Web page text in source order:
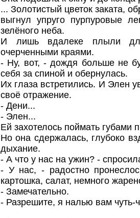
... Золотистый цветок заката,
выгнул упруго пурпуровые
зелёного неба.
И лишь вдалеке плыли
очерченными краями.
- Ну, вот, - дождя больше не
себя за спиной и обернулась.
Их глаза встретились. И Элен
своё отражение.
- Дени...
- Элен...
Ей захотелось поймать губами
Но она сдержалась, глубоко
дыхание.
- А что у нас на ужин? -
- У нас, - радостно
картошка, салат, немного
- Замечательно.
- Разрешите, я налью вам чуть-